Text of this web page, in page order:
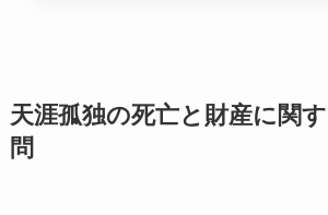
天涯孤独の死亡と財産に関
問